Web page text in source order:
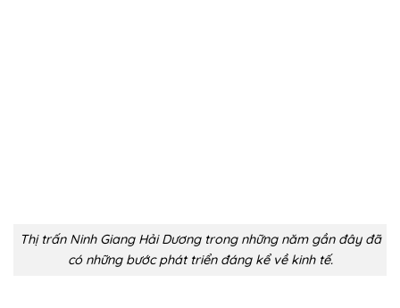
Đất đai màu mỡ: Nhờ quá trình bồi tụ phù sa hàng